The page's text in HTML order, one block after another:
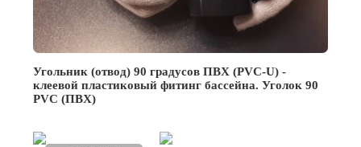
Угольник (отвод) 90 градусов ПВХ (PVC-U) -
клеевой пластиковый фитинг бассейна. Уголок 90
PVC (ПВХ)